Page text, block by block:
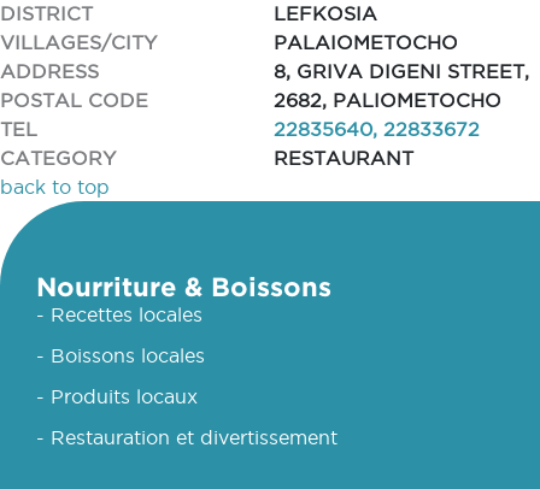
DISTRICT
LEFKOSIA
VILLAGES/CITY
PALAIOMETOCHO
ADDRESS
8, GRIVA DIGENI STREET,
POSTAL CODE
2682, PALIOMETOCHO
TEL
22835640, 22833672
CATEGORY
RESTAURANT
back to top
Nourriture & Boissons
- Recettes locales
- Boissons locales
- Produits locaux
- Restauration et divertissement